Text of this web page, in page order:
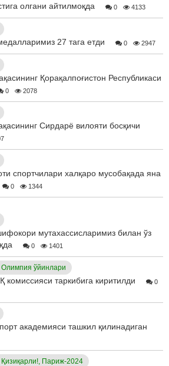
олгани айтилмоқда
0 4133
27 тага етди 0 2947
Қорақалпоғистон Республикаси
0 2078
Сирдарё вилояти босқичи
спортчилари халқаро мусобақада яна
0 1344
мутахассисларимиз билан ўз
0 1401
ўйинлари
комиссияси таркибига киритилди
0
академияси ташкил қилинадиган
Париж-2024